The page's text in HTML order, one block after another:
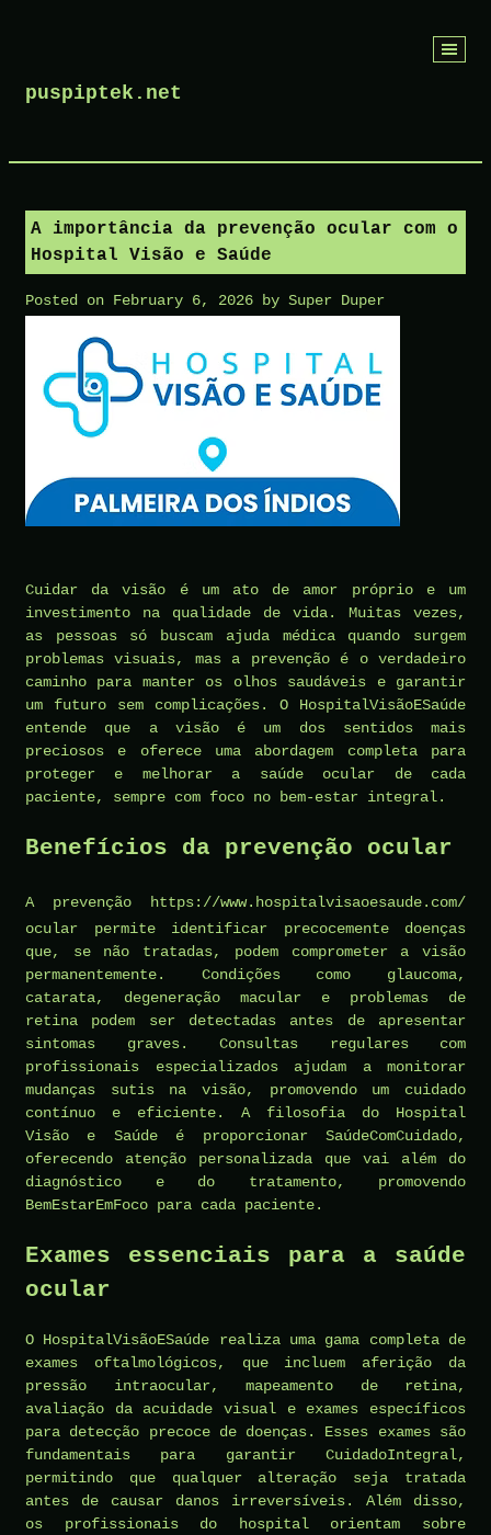
puspiptek.net
A importância da prevenção ocular com o
Hospital Visão e Saúde
Posted on February 6, 2026 by Super Duper
Cuidar da visão é um ato de amor próprio e um
investimento na qualidade de vida. Muitas vezes,
as pessoas só buscam ajuda médica quando surgem
problemas visuais, mas a prevenção é o verdadeiro
caminho para manter os olhos saudáveis e garantir
um futuro sem complicações. O HospitalVisãoESaúde
entende que a visão é um dos sentidos mais
preciosos e oferece uma abordagem completa para
proteger e melhorar a saúde ocular de cada
paciente, sempre com foco no bem-estar integral.
Benefícios da prevenção ocular
A prevenção https://www.hospitalvisaoesaude.com/
ocular permite identificar precocemente doenças
que, se não tratadas, podem comprometer a visão
permanentemente. Condições como glaucoma,
catarata, degeneração macular e problemas de
retina podem ser detectadas antes de apresentar
sintomas graves. Consultas regulares com
profissionais especializados ajudam a monitorar
mudanças sutis na visão, promovendo um cuidado
contínuo e eficiente. A filosofia do Hospital
Visão e Saúde é proporcionar SaúdeComCuidado,
oferecendo atenção personalizada que vai além do
diagnóstico e do tratamento, promovendo
BemEstarEmFoco para cada paciente.
Exames essenciais para a saúde
ocular
O HospitalVisãoESaúde realiza uma gama completa de
exames oftalmológicos, que incluem aferição da
pressão intraocular, mapeamento de retina,
avaliação da acuidade visual e exames específicos
para detecção precoce de doenças. Esses exames são
fundamentais para garantir CuidadoIntegral,
permitindo que qualquer alteração seja tratada
antes de causar danos irreversíveis. Além disso,
os profissionais do hospital orientam sobre